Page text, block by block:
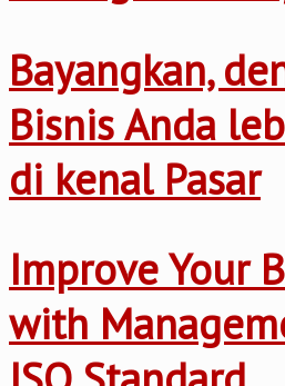
Bayangkan,
Bisnis Anda
di kenal Pasar
Improve Your
with